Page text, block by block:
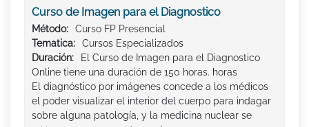
Curso de Imagen para el Diagnostico
Método:
Curso FP Presencial
Tematica:
Cursos Especializados
Duración:
El Curso de Imagen para el Diagnostico
Online tiene una duración de 150 horas. horas
El diagnóstico por imágenes concede a los médicos
el poder visualizar el interior del cuerpo para indagar
sobre alguna patología, y la medicina nuclear se